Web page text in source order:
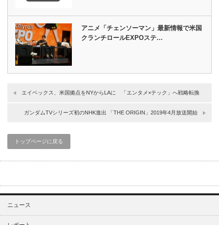
アニメ「チェンソーマン」最新情報で米国
クランチロールEXPOステ…
エイベックス、米国拠点をNYからLAに 「エンタメ×テック」へ戦略転換
ガンダムTVシリーズ初のNHK進出 「THE ORIGIN」2019年4月放送開始
トップページに戻る
ニュース